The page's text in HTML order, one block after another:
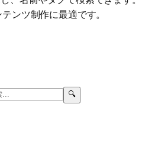
ンツ制作に最適です。
🔍